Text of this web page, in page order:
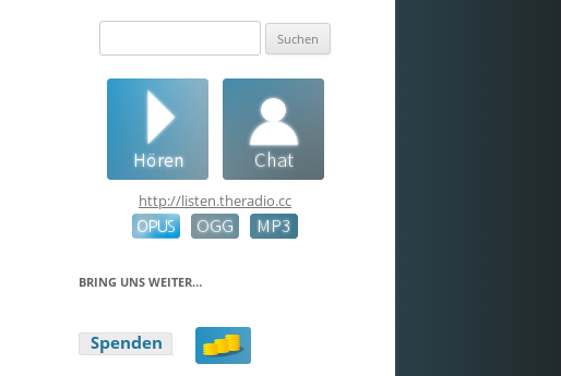
nach:
http://listen.theradio.cc
BRING UNS WEITER…